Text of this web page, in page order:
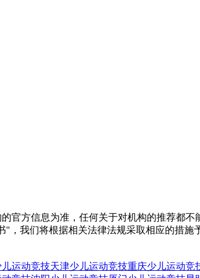
官方信息为准，任何关于对机构的推荐都
我们将根据相关法律法规采取相应的措
运动竞技天津少儿运动竞技重庆少儿运动竞